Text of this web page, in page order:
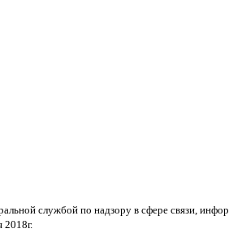
службой по надзору в сфере связи,